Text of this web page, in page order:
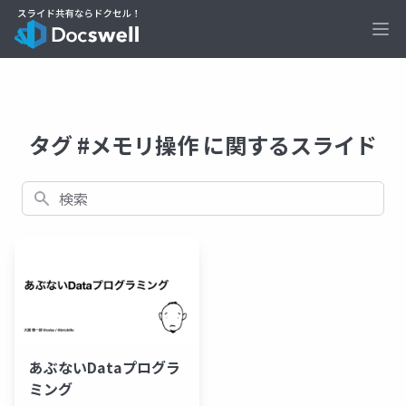
タグ #メモリ操作 に関するスライド
検索
あぶないDataプログラ
ミング